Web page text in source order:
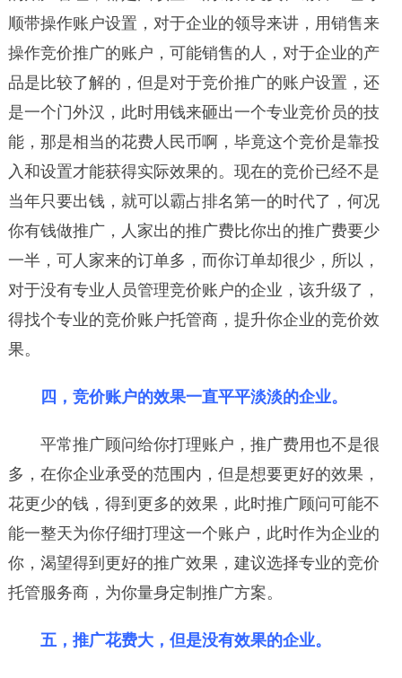
顺带操作账户设置，对于企业的领导来讲，用销售来
操作竞价推广的账户，可能销售的人，对于企业的产
品是比较了解的，但是对于竞价推广的账户设置，还
是一个门外汉，此时用钱来砸出一个专业竞价员的技
能，那是相当的花费人民币啊，毕竟这个竞价是靠投
入和设置才能获得实际效果的。现在的竞价已经不是
当年只要出钱，就可以霸占排名第一的时代了，何况
你有钱做推广，人家出的推广费比你出的推广费要少
一半，可人家来的订单多，而你订单却很少，所以，
对于没有专业人员管理竞价账户的企业，该升级了，
得找个专业的竞价账户托管商，提升你企业的竞价效
果。
四，竞价账户的效果一直平平淡淡的企业。
平常推广顾问给你打理账户，推广费用也不是很
多，在你企业承受的范围内，但是想要更好的效果，
花更少的钱，得到更多的效果，此时推广顾问可能不
能一整天为你仔细打理这一个账户，此时作为企业的
你，渴望得到更好的推广效果，建议选择专业的竞价
托管服务商，为你量身定制推广方案。
五，推广花费大，但是没有效果的企业。